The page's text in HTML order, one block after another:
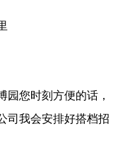
您时刻方便的话，
司我会安排好搭档招